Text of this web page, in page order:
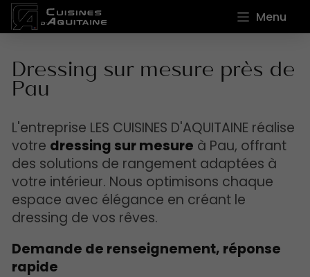
Menu
Dressing sur mesure près de
Pau
L'entreprise LES CUISINES D'AQUITAINE réalise
votre dressing sur mesure à Pau, offrant
des solutions de rangement adaptées à
votre intérieur. Nous optimisons chaque
espace avec élégance en créant le
dressing de vos rêves.
Demande de renseignement, réponse
rapide